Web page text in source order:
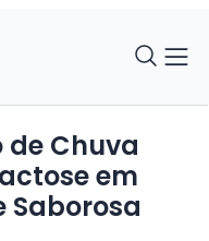
de Chuva
em
Saborosa